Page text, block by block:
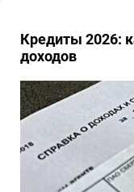
Кредиты 2026:
доходов